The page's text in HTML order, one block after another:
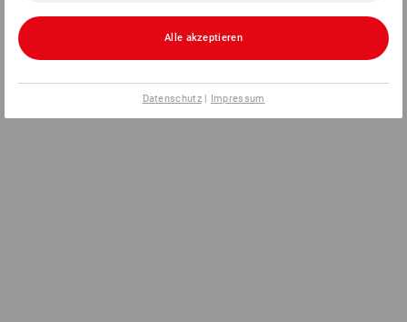
Alle akzeptieren
Datenschutz| Impressum